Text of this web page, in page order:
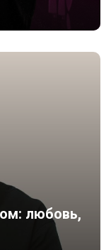
любовь,